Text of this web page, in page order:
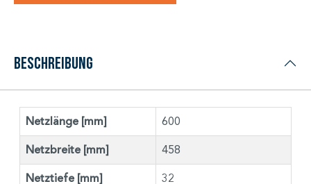
Beschreibung
Netzlänge [mm] 600
Netzbreite [mm] 458
Netztiefe [mm] 32